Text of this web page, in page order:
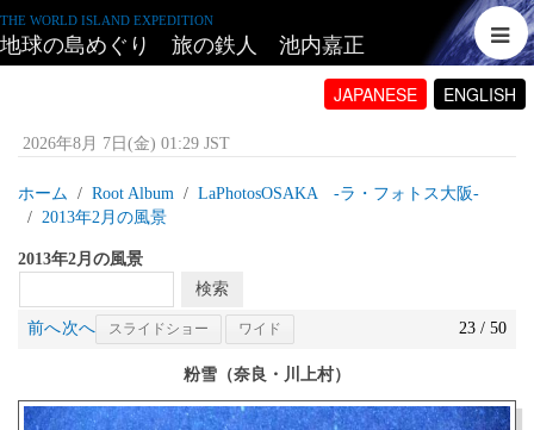
THE WORLD ISLAND EXPEDITION
地球の島めぐり 旅の鉄人 池内嘉正
JAPANESE ENGLISH
2026年8月 7日(金) 01:29 JST
ホーム Root Album
LaPhotosOSAKA -ラ・フォトス大阪‐
2013年2月の風景
2013年2月の風景
前へ次へ スライドショー ワイド 23 / 50
粉雪（奈良・川上村）